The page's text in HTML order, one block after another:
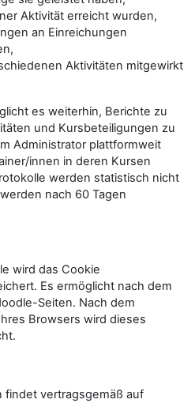
Aktivität erreicht wurden,
an Einreichungen
Aktivitäten mitgewirkt
es weiterhin, Berichte zu
und Kursbeteiligungen zu
Administrator plattformweit
innen in deren Kursen
werden statistisch nicht
nach 60 Tagen
wird das Cookie
Es ermöglicht nach dem
Seiten. Nach dem
Browsers wird dieses
findet vertragsgemäß auf